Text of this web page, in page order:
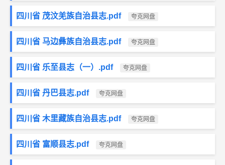
四川省 茂汶羌族自治县志.pdf 夸克网盘
四川省 马边彝族自治县志.pdf 夸克网盘
四川省 乐至县志（一）.pdf 夸克网盘
四川省 丹巴县志.pdf 夸克网盘
四川省 木里藏族自治县志.pdf 夸克网盘
四川省 富顺县志.pdf 夸克网盘